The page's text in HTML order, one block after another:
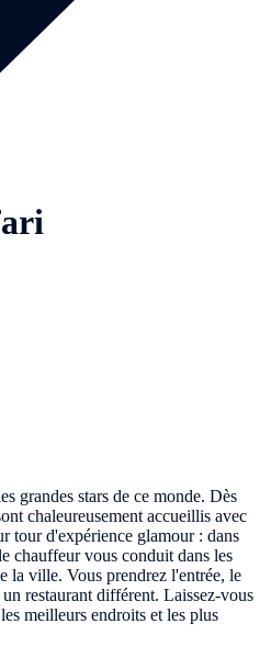
grandes stars de ce monde. Dès
chaleureusement accueillis avec
tour d'expérience glamour : dans
chauffeur vous conduit dans les
la ville. Vous prendrez l'entrée, le
restaurant différent. Laissez-vous
meilleurs endroits et les plus